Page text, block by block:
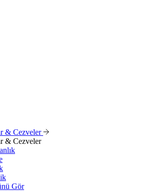
& Cezveler
& Cezveler
Gör